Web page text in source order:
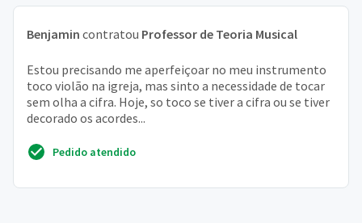
Benjamin contratou Professor de Teoria Musical
Estou precisando me aperfeiçoar no meu instrumento
toco violão na igreja, mas sinto a necessidade de tocar
sem olha a cifra. Hoje, so toco se tiver a cifra ou se tiver
decorado os acordes...
Pedido atendido